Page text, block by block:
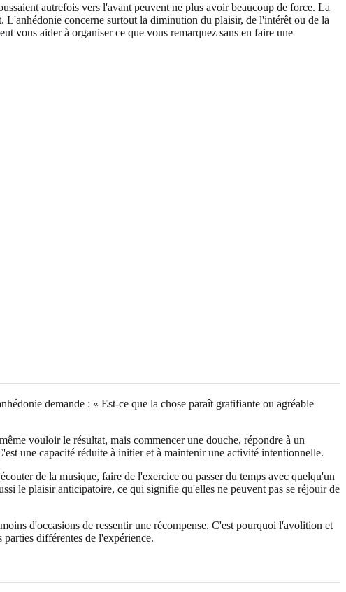
autrefois vers l'avant peuvent ne plus avoir beaucoup de force. La
concerne surtout la diminution du plaisir, de l'intérêt ou de la
vous aider à organiser ce que vous remarquez sans en faire une
demande : « Est-ce que la chose paraît gratifiante ou agréable
vouloir le résultat, mais commencer une douche, répondre à un
une capacité réduite à initier et à maintenir une activité intentionnelle.
de la musique, faire de l'exercice ou passer du temps avec quelqu'un
le plaisir anticipatoire, ce qui signifie qu'elles ne peuvent pas se réjouir de
d'occasions de ressentir une récompense. C'est pourquoi l'avolition et
parties différentes de l'expérience.